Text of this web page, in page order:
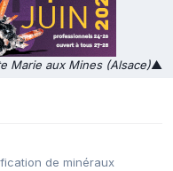
Marie aux Mines (Alsace)▲
de minéraux